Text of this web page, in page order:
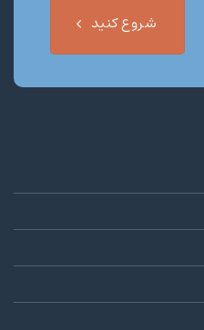
شروع کنید